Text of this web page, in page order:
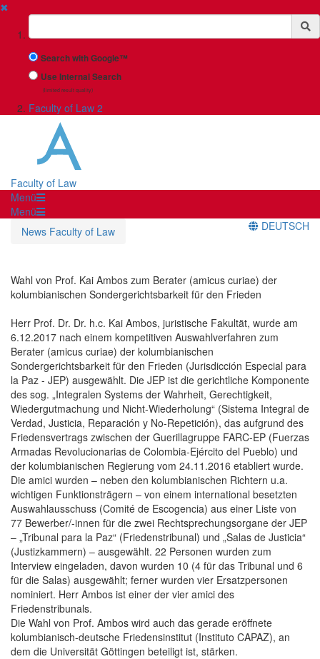
✖
Suchbegriff
Search with Google™
Use Internal Search
(limited result quality)
Faculty of Law 2
Faculty of Law
Menü
Menü
News Faculty of Law
DEUTSCH
Wahl von Prof. Kai Ambos zum Berater (amicus curiae) der
kolumbianischen Sondergerichtsbarkeit für den Frieden
Herr Prof. Dr. Dr. h.c. Kai Ambos, juristische Fakultät, wurde am
6.12.2017 nach einem kompetitiven Auswahlverfahren zum
Berater (amicus curiae) der kolumbianischen
Sondergerichtsbarkeit für den Frieden (Jurisdicción Especial para
la Paz - JEP) ausgewählt. Die JEP ist die gerichtliche Komponente
des sog. „Integralen Systems der Wahrheit, Gerechtigkeit,
Wiedergutmachung und Nicht-Wiederholung“ (Sistema Integral de
Verdad, Justicia, Reparación y No-Repetición), das aufgrund des
Friedensvertrags zwischen der Guerillagruppe FARC-EP (Fuerzas
Armadas Revolucionarias de Colombia-Ejército del Pueblo) und
der kolumbianischen Regierung vom 24.11.2016 etabliert wurde.
Die amici wurden – neben den kolumbianischen Richtern u.a.
wichtigen Funktionsträgern – von einem international besetzten
Auswahlausschuss (Comité de Escogencia) aus einer Liste von
77 Bewerber/-innen für die zwei Rechtsprechungsorgane der JEP
– „Tribunal para la Paz“ (Friedenstribunal) und „Salas de Justicia“
(Justizkammern) – ausgewählt. 22 Personen wurden zum
Interview eingeladen, davon wurden 10 (4 für das Tribunal und 6
für die Salas) ausgewählt; ferner wurden vier Ersatzpersonen
nominiert. Herr Ambos ist einer der vier amici des
Friedenstribunals.
Die Wahl von Prof. Ambos wird auch das gerade eröffnete
kolumbianisch-deutsche Friedensinstitut (Instituto CAPAZ), an
dem die Universität Göttingen beteiligt ist, stärken.